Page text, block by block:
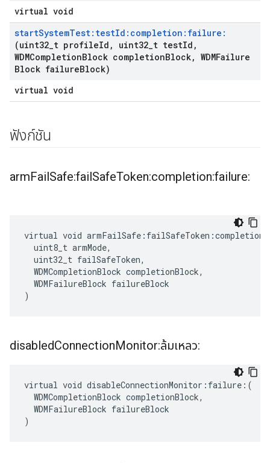
virtual void
startSystemTest:testId:completion:failure:
(uint32 t profileId , uint32 t testId ,
WDMCompletionBlock completionBlock, WDMFailure
Block failureBlock)
virtual void
ฟังก์ชัน
armFailSafe:failSafeToken:completion:failure:
virtual void
  uint8_t armMode,
  uint32_t failSafeToken,
  WDMCompletionBlock completionBlock,
  WDMFailureBlock failureBlock
)
disabledConnectionMonitor:ล้มเหลว:
virtual void disableConnectionMonitor:failure:(
  WDMCompletionBlock completionBlock,
  WDMFailureBlock failureBlock
)